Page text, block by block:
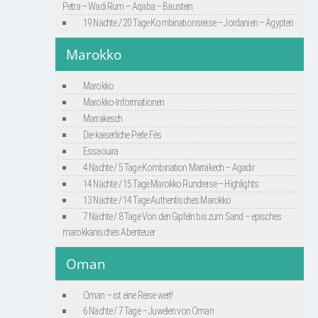
Petra – Wadi Rum – Aqaba – Baustein
19 Nächte / 20 Tage Kombinationsreise – Jordanien – Ägypten
Marokko
Marokko
Marokko-Informationen
Marrakesch
Die kaiserliche Perle Fès
Essaouira
4 Nächte / 5 Tage Kombination Marrakech – Agadir
14 Nächte / 15 Tage Marokko Rundreise – Highlights
13 Nächte / 14 Tage Authentisches Marokko
7 Nächte / 8 Tage Von den Gipfeln bis zum Sand – episches
marokkanisches Abenteuer
Oman
Oman – ist eine Reise wert!
6 Nächte / 7 Tage – Juwelen von Oman